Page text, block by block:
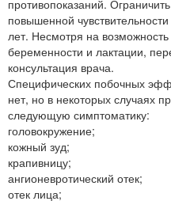
противопоказаний.
повышенной
лет. Несмотря на
беременности и лактации,
консультация врача.
Специфических побочных
нет, но в некоторых случаях
следующую симптоматику:
головокружение;
кожный зуд;
крапивницу;
ангионевротический отек;
отек лица;